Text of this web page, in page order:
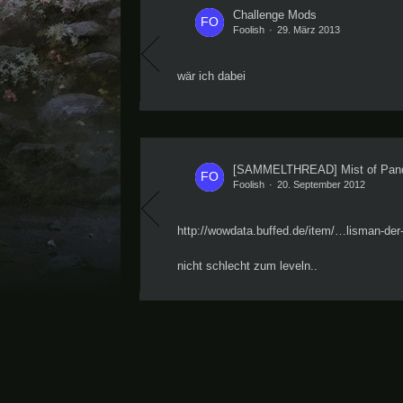
Challenge Mods
Foolish 29. März 2013
wär ich dabei
[SAMMELTHREAD] Mist of
Foolish 20. September 2012
http://wowdata.buffed.de/item/…lisman-
nicht schlecht zum leveln..